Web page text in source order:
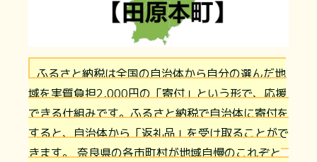
ふるさと納税は全国の自治体から自分の選んだ地
域を実質負担2,000円の「寄付」という形で、応援
できる仕組みです。ふるさと納税で自治体に寄付を
すると、自治体から「返礼品」を受け取ることがで
きます。 奈良県の各市町村が地域自慢のこれぞと